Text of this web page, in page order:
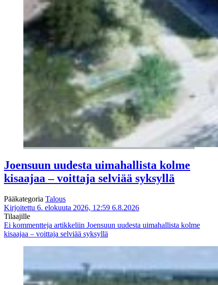
Joensuun uudesta uimahallista kolme
kisaajaa – voittaja selviää syksyllä
Pääkategoria Talous
Kirjoitettu 6. elokuuta 2026, 12:59 6.8.2026
Tilaajille
Ei kommentteja artikkeliin Joensuun uudesta uimahallista kolme
kisaajaa – voittaja selviää syksyllä